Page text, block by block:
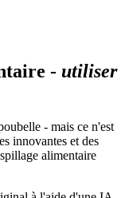
- utiliser
- mais ce n'est
innovantes et des
alimentaire